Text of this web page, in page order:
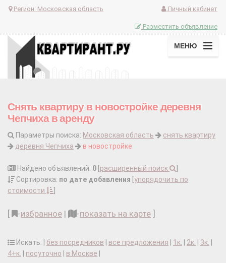
Регион: Московская область Личный кабинет
Разместить объявление
МЕНЮ
Снять квартиру в новостройке деревня
Чепчиха в аренду
Параметры поиска: Московская область
снять квартиру
деревня Чепчиха
в новостройке
Найдено объявлений: 0 расширенный поиск
Сортировка: по дате добавления упорядочить по
стоимости
-избранное | -показать на карте
Искать: | без посредников все предложения 1к. 2к. 3к.
4+к.
посуточно в Москве